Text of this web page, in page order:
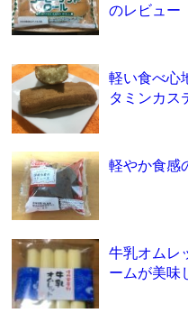
のレビュー
軽い食べ心
タミンカス
軽やか食感
牛乳オムレ
ームが美味